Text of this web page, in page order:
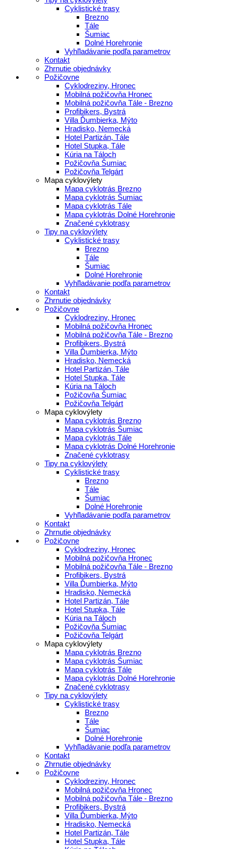
Cyklistické trasy
Brezno
Tále
Šumiac
Dolné Horehronie
Vyhľladávanie podľa parametrov
Kontakt
Zhrnutie objednávky
Požičovne
Cyklodreziny, Hronec
Mobilná požičovňa Hronec
Mobilná požičovňa Tále - Brezno
Profibikers, Bystrá
Villa Ďumbierka, Mýto
Hradisko, Nemecká
Hotel Partizán, Tále
Hotel Stupka, Tále
Kúria na Táloch
Požičovňa Šumiac
Požičovňa Telgárt
Mapa cyklovýlety
Mapa cyklotrás Brezno
Mapa cyklotrás Šumiac
Mapa cyklotrás Tále
Mapa cyklotrás Dolné Horehronie
Značené cyklotrasy
Tipy na cyklovýlety
Cyklistické trasy
Brezno
Tále
Šumiac
Dolné Horehronie
Vyhľladávanie podľa parametrov
Kontakt
Zhrnutie objednávky
Požičovne
Cyklodreziny, Hronec
Mobilná požičovňa Hronec
Mobilná požičovňa Tále - Brezno
Profibikers, Bystrá
Villa Ďumbierka, Mýto
Hradisko, Nemecká
Hotel Partizán, Tále
Hotel Stupka, Tále
Kúria na Táloch
Požičovňa Šumiac
Požičovňa Telgárt
Mapa cyklovýlety
Mapa cyklotrás Brezno
Mapa cyklotrás Šumiac
Mapa cyklotrás Tále
Mapa cyklotrás Dolné Horehronie
Značené cyklotrasy
Tipy na cyklovýlety
Cyklistické trasy
Brezno
Tále
Šumiac
Dolné Horehronie
Vyhľladávanie podľa parametrov
Kontakt
Zhrnutie objednávky
Požičovne
Cyklodreziny, Hronec
Mobilná požičovňa Hronec
Mobilná požičovňa Tále - Brezno
Profibikers, Bystrá
Villa Ďumbierka, Mýto
Hradisko, Nemecká
Hotel Partizán, Tále
Hotel Stupka, Tále
Kúria na Táloch
Požičovňa Šumiac
Požičovňa Telgárt
Mapa cyklovýlety
Mapa cyklotrás Brezno
Mapa cyklotrás Šumiac
Mapa cyklotrás Tále
Mapa cyklotrás Dolné Horehronie
Značené cyklotrasy
Tipy na cyklovýlety
Cyklistické trasy
Brezno
Tále
Šumiac
Dolné Horehronie
Vyhľladávanie podľa parametrov
Kontakt
Zhrnutie objednávky
Požičovne
Cyklodreziny, Hronec
Mobilná požičovňa Hronec
Mobilná požičovňa Tále - Brezno
Profibikers, Bystrá
Villa Ďumbierka, Mýto
Hradisko, Nemecká
Hotel Partizán, Tále
Hotel Stupka, Tále